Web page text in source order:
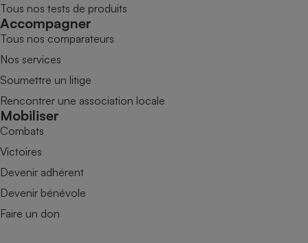
Tous nos tests de produits
Accompagner
Tous nos comparateurs
Nos services
Soumettre un litige
Rencontrer une association locale
Mobiliser
Combats
Victoires
Devenir adhérent
Devenir bénévole
Faire un don